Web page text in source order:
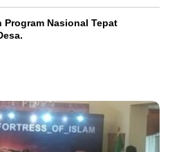
Program Nasional Tepat